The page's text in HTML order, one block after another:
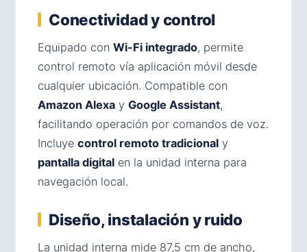
Conectividad y control
Equipado con Wi-Fi integrado, permite
control remoto vía aplicación móvil desde
cualquier ubicación. Compatible con
Amazon Alexa y Google Assistant,
facilitando operación por comandos de voz.
Incluye control remoto tradicional y
pantalla digital en la unidad interna para
navegación local.
Diseño, instalación y ruido
La unidad interna mide 87,5 cm de ancho,